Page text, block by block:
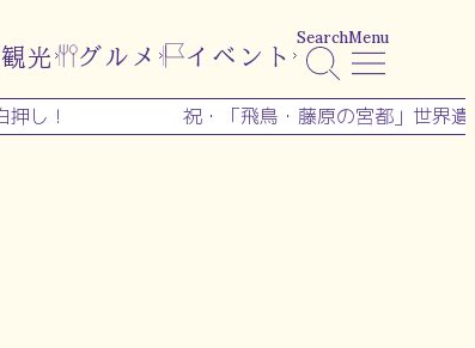
観光 グルメ イベント
SearchMenu
祝・「飛鳥・藤原の宮都」世界遺産登録